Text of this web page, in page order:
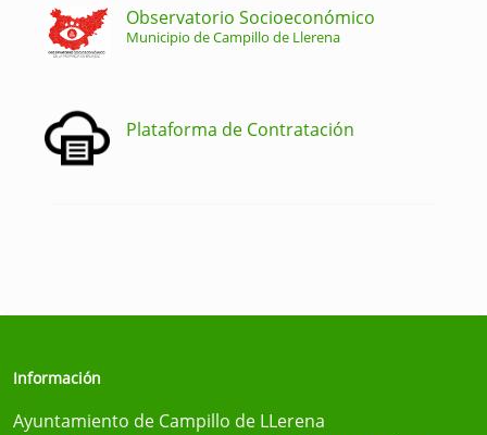
Observatorio Socioeconómico
Municipio de Campillo de Llerena
Plataforma de Contratación
Información
Ayuntamiento de Campillo de LLerena